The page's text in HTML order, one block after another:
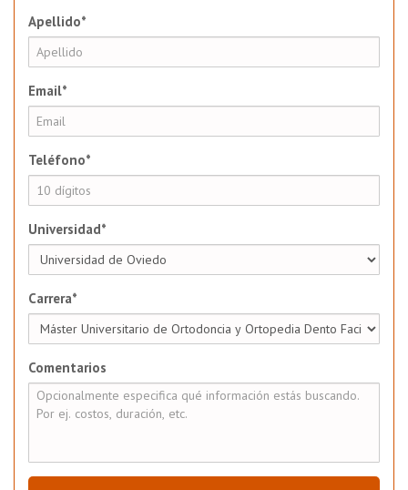
Apellido*
Email*
Teléfono*
Universidad*
Carrera*
Comentarios